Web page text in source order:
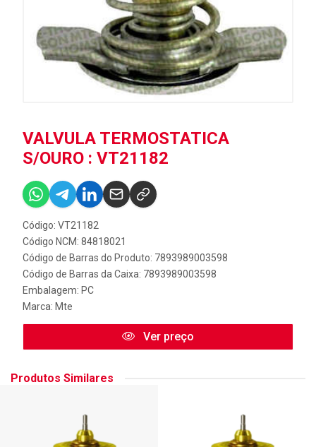
VALVULA TERMOSTATICA
S/OURO : VT21182
Código: VT21182
Código NCM: 84818021
Código de Barras do Produto: 7893989003598
Código de Barras da Caixa: 7893989003598
Embalagem: PC
Marca: Mte
Ver preço
Produtos Similares